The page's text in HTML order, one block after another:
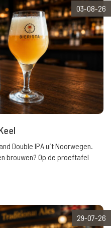
03-08-26
Double IPA uit Noorwegen.
brouwen? Op de proeftafel
29-07-26